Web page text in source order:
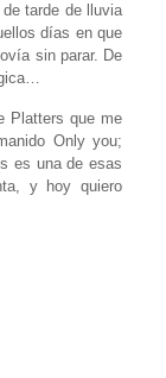
tarde de lluvia
días en que
sin parar. De
Platters que me
Only you;
es una de esas
y hoy quiero